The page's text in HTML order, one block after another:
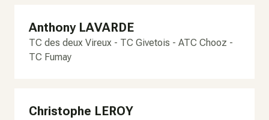
Anthony LAVARDE
TC des deux Vireux - TC Givetois - ATC Chooz -
TC Fumay
Christophe LEROY